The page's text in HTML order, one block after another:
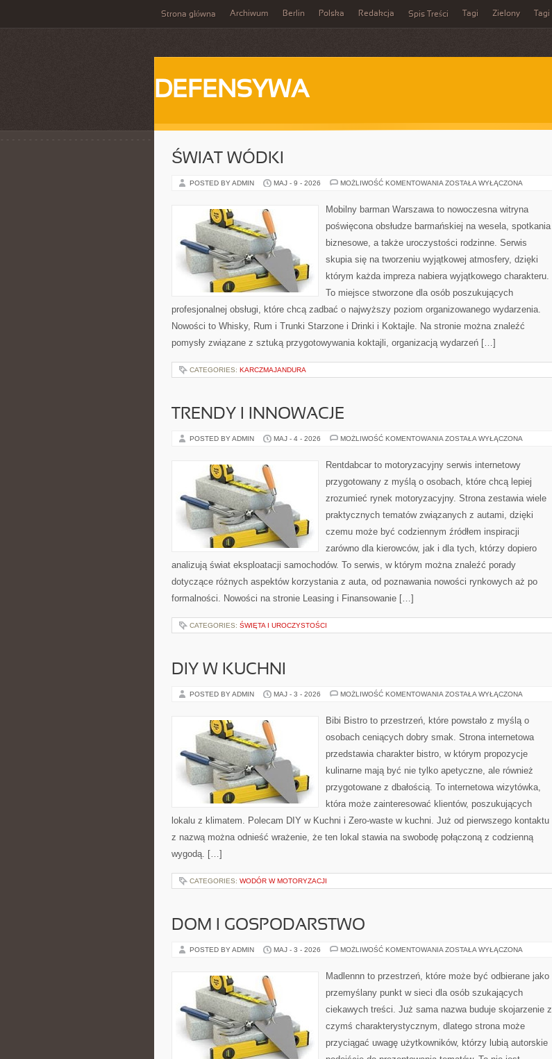
Strona główna Archiwum Berlin Polska Redakcja Spis Treści Tagi Zielony Tagi
DEFENSYWA
ŚWIAT WÓDKI
POSTED BY ADMIN MAJ - 9 - 2026 MOŻLIWOŚĆ KOMENTOWANIA ŚWIAT
ZOSTAŁA WYŁĄCZONA
Mobilny barman Warszawa to nowoczesna witryna
poświęcona obsłudze barmańskiej na wesela, spotkania
biznesowe, a także uroczystości rodzinne. Serwis
skupia się na tworzeniu wyjątkowej atmosfery, dzięki
którym każda impreza nabiera wyjątkowego charakteru.
To miejsce stworzone dla osób poszukujących
profesjonalnej obsługi, które chcą zadbać o najwyższy poziom organizowanego wydarzenia.
Nowości to Whisky, Rum i Trunki Starzone i Drinki i Koktajle. Na stronie można znaleźć
pomysły związane z sztuką przygotowywania koktajli, organizacją wydarzeń […]
CATEGORIES: KARCZMAJANDURA
TRENDY I INNOWACJE
POSTED BY ADMIN MAJ - 4 - 2026 MOŻLIWOŚĆ KOMENTOWANIA TRENDY
ZOSTAŁA WYŁĄCZONA
Rentdabcar to motoryzacyjny serwis internetowy
przygotowany z myślą o osobach, które chcą lepiej
zrozumieć rynek motoryzacyjny. Strona zestawia wiele
praktycznych tematów związanych z autami, dzięki
czemu może być codziennym źródłem inspiracji
zarówno dla kierowców, jak i dla tych, którzy dopiero
analizują świat eksploatacji samochodów. To serwis, w którym można znaleźć porady
dotyczące różnych aspektów korzystania z auta, od poznawania nowości rynkowych aż po
formalności. Nowości na stronie Leasing i Finansowanie […]
CATEGORIES: ŚWIĘTA I UROCZYSTOŚCI
DIY W KUCHNI
POSTED BY ADMIN MAJ - 3 - 2026 MOŻLIWOŚĆ KOMENTOWANIA DIY
ZOSTAŁA WYŁĄCZONA
Bibi Bistro to przestrzeń, które powstało z myślą o
osobach ceniących dobry smak. Strona internetowa
przedstawia charakter bistro, w którym propozycje
kulinarne mają być nie tylko apetyczne, ale również
przygotowane z dbałością. To internetowa wizytówka,
która może zainteresować klientów, poszukujących
lokalu z klimatem. Polecam DIY w Kuchni i Zero-waste w kuchni. Już od pierwszego kontaktu
z nazwą można odnieść wrażenie, że ten lokal stawia na swobodę połączoną z codzienną
wygodą. […]
CATEGORIES: WODÓR W MOTORYZACJI
DOM I GOSPODARSTWO
POSTED BY ADMIN MAJ - 3 - 2026 MOŻLIWOŚĆ KOMENTOWANIA DOM
ZOSTAŁA WYŁĄCZONA
Madlennn to przestrzeń, które może być odbierane jako
przemyślany punkt w sieci dla osób szukających
ciekawych treści. Już sama nazwa buduje skojarzenie z
czymś charakterystycznym, dlatego strona może
przyciągać uwagę użytkowników, którzy lubią autorskie